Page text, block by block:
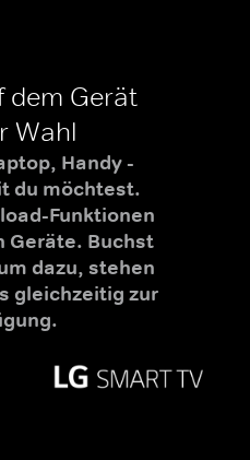
dem Gerät
Wahl
Handy -
du möchtest.
Funktionen
Geräte. Buchst
dazu, stehen
gleichzeitig zur